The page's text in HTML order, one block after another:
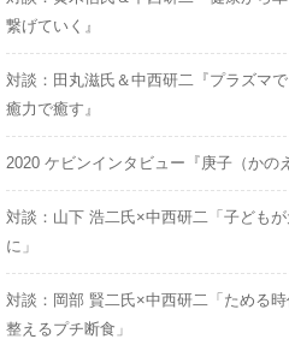
繋げていく』
対談：田丸滋氏＆中西研二『プラズマ
癒力で癒す』
2020 ケビンインタビュー『庚子（かの
対談：山下 浩二氏×中西研二「子ども
に」
対談：岡部 賢二氏×中西研二「ためる
整えるプチ断食」